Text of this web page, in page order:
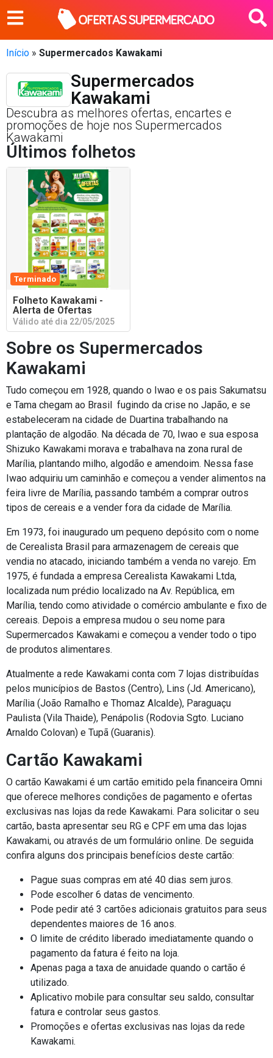
Início » Supermercados Kawakami
Supermercados
Kawakami
Descubra as melhores ofertas, encartes e
promoções de hoje nos Supermercados
Kawakami
Últimos folhetos
Terminado
Folheto Kawakami -
Alerta de Ofertas
Válido até dia 22/05/2025
Sobre os Supermercados
Kawakami
Tudo começou em 1928, quando o Iwao e os pais Sakumatsu
e Tama chegam ao Brasil fugindo da crise no Japão, e se
estabeleceram na cidade de Duartina trabalhando na
plantação de algodão. Na década de 70, Iwao e sua esposa
Shizuko Kawakami morava e trabalhava na zona rural de
Marília, plantando milho, algodão e amendoim. Nessa fase
Iwao adquiriu um caminhão e começou a vender alimentos na
feira livre de Marília, passando também a comprar outros
tipos de cereais e a vender fora da cidade de Marília.
Em 1973, foi inaugurado um pequeno depósito com o nome
de Cerealista Brasil para armazenagem de cereais que
vendia no atacado, iniciando também a venda no varejo. Em
1975, é fundada a empresa Cerealista Kawakami Ltda,
localizada num prédio localizado na Av. República, em
Marília, tendo como atividade o comércio ambulante e fixo de
cereais. Depois a empresa mudou o seu nome para
Supermercados Kawakami e começou a vender todo o tipo
de produtos alimentares.
Atualmente a rede Kawakami conta com 7 lojas distribuídas
pelos municípios de Bastos (Centro), Lins (Jd. Americano),
Marília (João Ramalho e Thomaz Alcalde), Paraguaçu
Paulista (Vila Thaide), Penápolis (Rodovia Sgto. Luciano
Arnaldo Colovan) e Tupã (Guaranis).
Cartão Kawakami
O cartão Kawakami é um cartão emitido pela financeira Omni
que oferece melhores condições de pagamento e ofertas
exclusivas nas lojas da rede Kawakami. Para solicitar o seu
cartão, basta apresentar seu RG e CPF em uma das lojas
Kawakami, ou através de um formulário online. De seguida
confira alguns dos principais benefícios deste cartão:
Pague suas compras em até 40 dias sem juros.
Pode escolher 6 datas de vencimento.
Pode pedir até 3 cartões adicionais gratuitos para seus
dependentes maiores de 16 anos.
O limite de crédito liberado imediatamente quando o
pagamento da fatura é feito na loja.
Apenas paga a taxa de anuidade quando o cartão é
utilizado.
Aplicativo mobile para consultar seu saldo, consultar
fatura e controlar seus gastos.
Promoções e ofertas exclusivas nas lojas da rede
Kawakami.